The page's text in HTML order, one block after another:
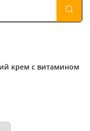
крем с витамином